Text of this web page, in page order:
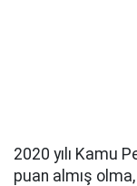
2020 yılı Kamu
puan almış olma,